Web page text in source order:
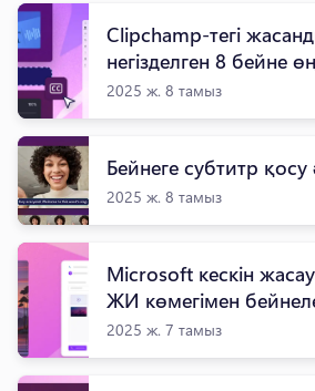
Clipchamp-тегі
негізделген 8 бейне
2025 ж. 8 тамыз
Бейнеге субтитр қосу
2025 ж. 8 тамыз
Microsoft кескін
ЖИ көмегімен
2025 ж. 7 тамыз